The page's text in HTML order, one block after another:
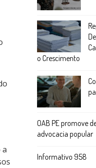
o Crescimento
OAB PE promove
advocacia popular
Informativo 958